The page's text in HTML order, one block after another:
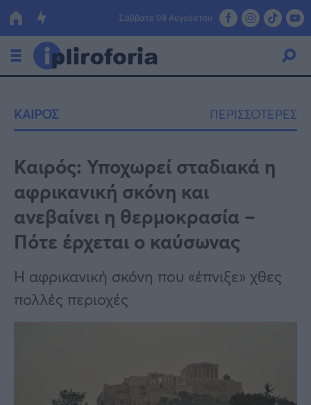
Σάββατο 08 Αυγούστου
Οικονομία
Πολιτική
Τράπεζες
Επιδοτήσεις
Κόσμος
Lifestyle
Αθλητικά
ΚΑΙΡΟΣ ΠΕΡΙΣΣΟΤΕΡΕΣ
Καιρός: Υποχωρεί σταδιακά η
αφρικανική σκόνη και
ανεβαίνει η θερμοκρασία –
Πότε έρχεται ο καύσωνας
Η αφρικανική σκόνη που «έπνιξε» χθες
πολλές περιοχές